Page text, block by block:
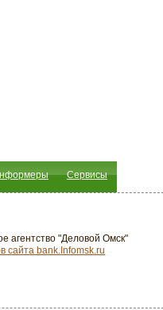
Сервисы
"Деловой Омск"
сайта bank.Infomsk.ru